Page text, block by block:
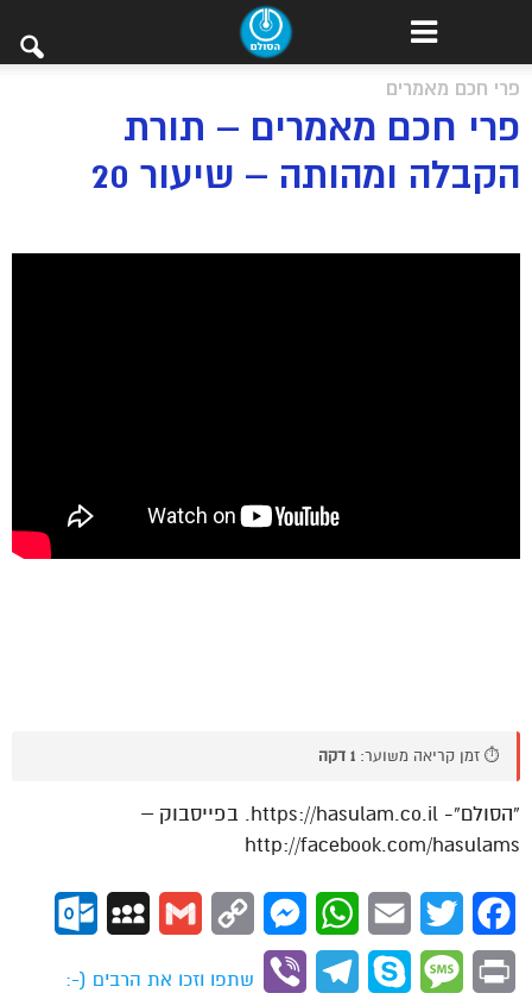
פרי חכם מאמרים
פרי חכם מאמרים – תורת
הקבלה ומהותה – שיעור 20
⏱️ זמן קריאה משוער: 1 דקה
“הסולם”- https://hasulam.co.il. בפייסבוק –
http://facebook.com/hasulams
Facebook
Twitter
Email
WhatsApp
Messenger
Copy
Gmail
MySpace
Print
Message
Skype
Telegram
Viber
שתפו וזכו את הרבים (-: